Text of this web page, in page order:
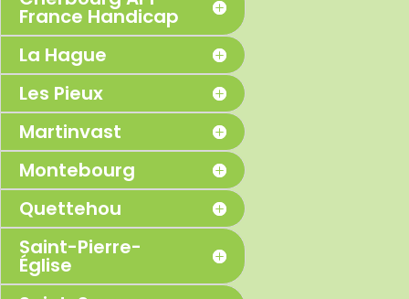
France Handicap
La Hague
Les Pieux
Martinvast
Montebourg
Quettehou
Saint-Pierre-
Église